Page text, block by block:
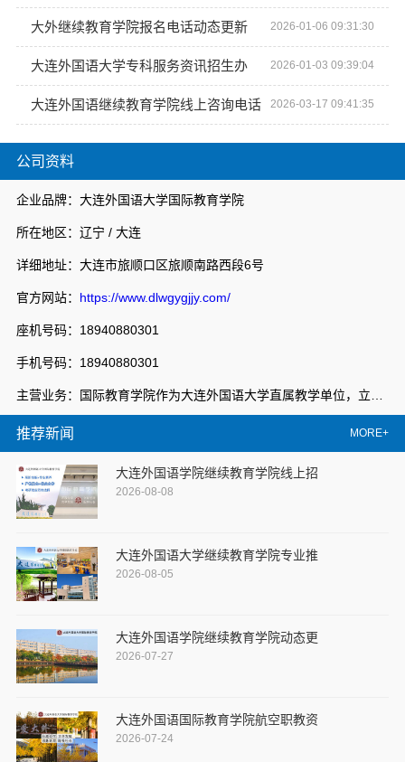
公司资料
企业品牌：大连外国语大学国际教育学院
所在地区：辽宁 / 大连
详细地址：大连市旅顺口区旅顺南路西段6号
官方网站： https://www.dlwgygjjy.com/
座机号码：18940880301
手机号码：18940880301
推荐新闻 MORE+
大连外国语学院继续教育学院线上招
2026-08-08
大连外国语大学继续教育学院专业推
2026-08-05
大连外国语学院继续教育学院动态更
2026-07-27
大连外国语国际教育学院航空职教资
2026-07-24
大外继续教育学院报名电话动态更新 2026-01-06 09:31:30
大连外国语大学专科服务资讯招生办 2026-01-03 09:39:04
大连外国语继续教育学院线上咨询电话 2026-03-17 09:41:35